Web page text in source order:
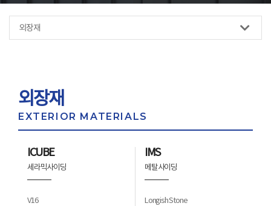
외장재
외장재
EXTERIOR MATERIALS
ICUBE
세라믹사이딩
V16
IMS
메탈사이딩
Longish Stone